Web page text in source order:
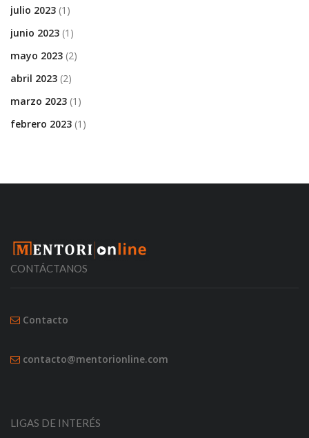
julio 2023 (1)
junio 2023 (1)
mayo 2023 (2)
abril 2023 (2)
marzo 2023 (1)
febrero 2023 (1)
CONTÁCTANOS
Contacto
contacto@mentorionline.com
LIGAS DE INTERÉS